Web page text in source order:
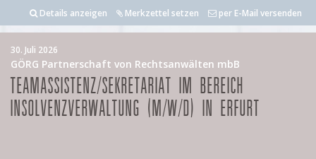
Details anzeigen Merkzettel setzen per E-Mail versenden
30. Juli 2026
GÖRG Partnerschaft von Rechtsanwälten mbB
TEAMASSISTENZ/SEKRETARIAT IM BEREICH
INSOLVENZVERWALTUNG (M/W/D) IN ERFURT